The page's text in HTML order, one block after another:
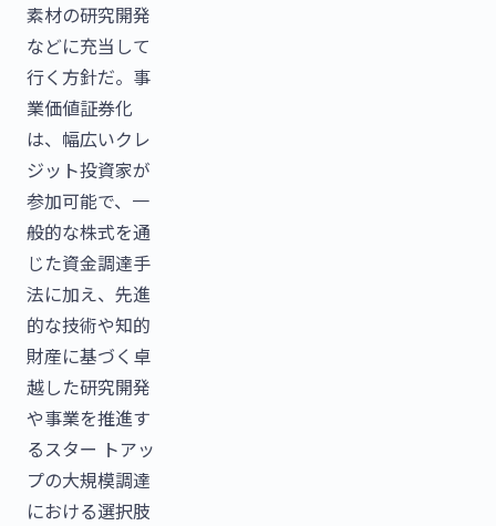
素材の研究開発
などに充当して
行く方針だ。事
業価値証券化
は、幅広いクレ
ジット投資家が
参加可能で、⼀
般的な株式を通
じた資⾦調達⼿
法に加え、先進
的な技術や知的
財産に基づく卓
越した研究開発
や事業を推進す
るスター トアッ
プの⼤規模調達
における選択肢